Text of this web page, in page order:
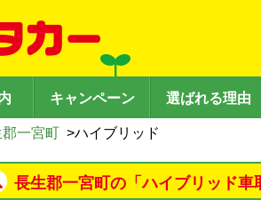
キャンペーン 選ばれる理由
一宮町 >ハイブリッド
長生郡一宮町の「ハイブリッド車